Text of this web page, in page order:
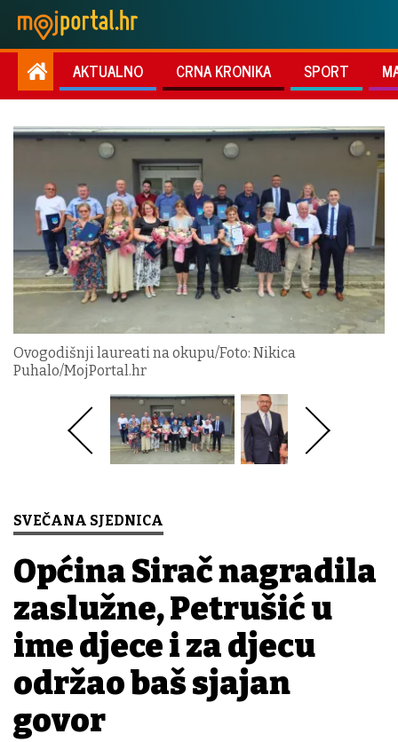
AKTUALNO CRNA KRONIKA SPORT
Ovogodišnji laureati na okupu/Foto: Nikica
Puhalo/MojPortal.hr
SVEČANA SJEDNICA
Općina Sirač nagradila
zaslužne, Petrušić u
ime djece i za djecu
održao baš sjajan
govor